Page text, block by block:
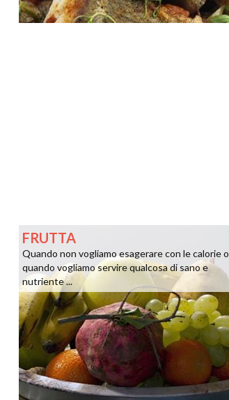
FRUTTA
Quando non vogliamo esagerare con le calorie o
quando vogliamo servire qualcosa di sano e
nutriente ...